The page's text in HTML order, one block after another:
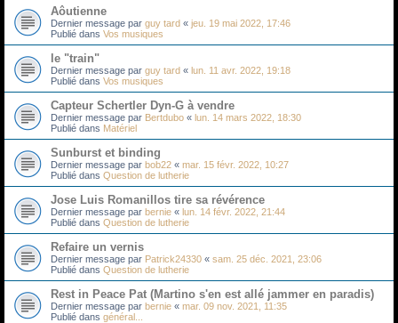
Aôutienne
Dernier message par guy tard « jeu. 19 mai 2022, 17:46
Publié dans Vos musiques
le "train"
Dernier message par guy tard « lun. 11 avr. 2022, 19:18
Publié dans Vos musiques
Capteur Schertler Dyn-G à vendre
Dernier message par Bertdubo « lun. 14 mars 2022, 18:30
Publié dans Matériel
Sunburst et binding
Dernier message par bob22 « mar. 15 févr. 2022, 10:27
Publié dans Question de lutherie
Jose Luis Romanillos tire sa révérence
Dernier message par bernie « lun. 14 févr. 2022, 21:44
Publié dans Question de lutherie
Refaire un vernis
Dernier message par Patrick24330 « sam. 25 déc. 2021, 23:06
Publié dans Question de lutherie
Rest in Peace Pat (Martino s'en est allé jammer en paradis)
Dernier message par bernie « mar. 09 nov. 2021, 11:35
Publié dans général...